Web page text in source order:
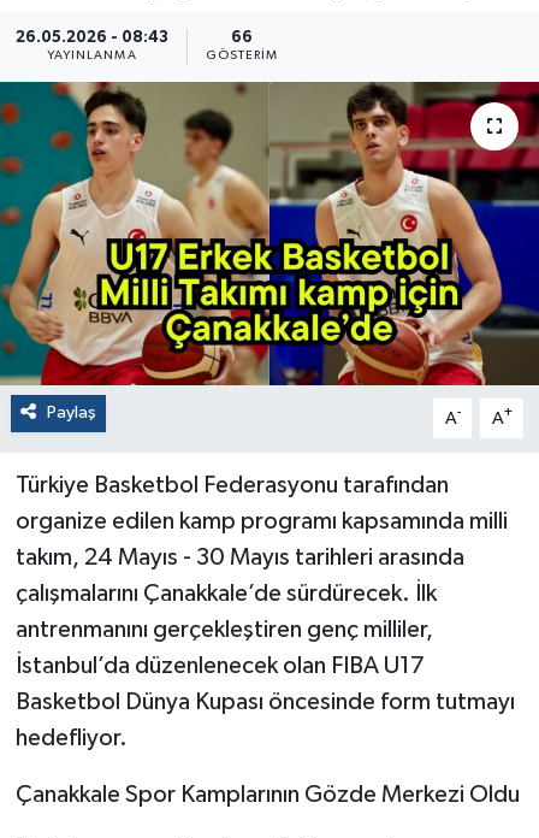
26.05.2026 - 08:43
YAYINLANMA
66
GÖSTERIM
Paylaş A- A+
Türkiye Basketbol Federasyonu tarafından
organize edilen kamp programı kapsamında milli
takım, 24 Mayıs - 30 Mayıs tarihleri arasında
çalışmalarını Çanakkale’de sürdürecek. İlk
antrenmanını gerçekleştiren genç milliler,
İstanbul’da düzenlenecek olan FIBA U17
Basketbol Dünya Kupası öncesinde form tutmayı
hedefliyor.
Çanakkale Spor Kamplarının Gözde Merkezi Oldu